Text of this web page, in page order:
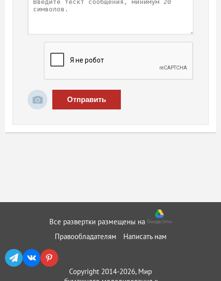
Отправить
Все развертки размещены на
Правообладателям
Написать нам
Copyright 2014-2026, Мир